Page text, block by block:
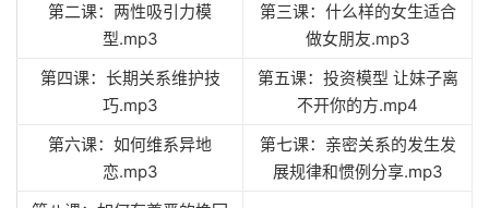
第二课：两性吸引力模
型.mp3
第三课：什么样的女生适合
做女朋友.mp3
第四课：长期关系维护技
巧.mp3
第五课：投资模型 让妹子离
不开你的方.mp4
第六课：如何维系异地
恋.mp3
第七课：亲密关系的发生发
展规律和惯例分享.mp3